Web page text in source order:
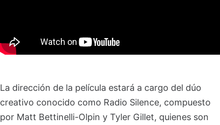
La dirección de la película estará a cargo del dúo
creativo conocido como Radio Silence, compuesto
por Matt Bettinelli-Olpin y Tyler Gillet, quienes son